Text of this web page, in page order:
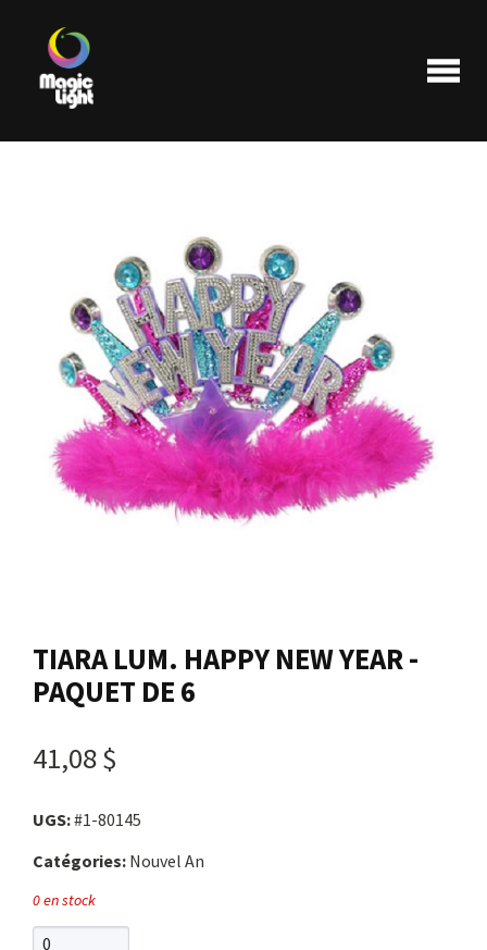
Les plus populaires
Liquidations
FAQ
Nous joindre
Panier
TIARA LUM. HAPPY NEW YEAR -
PAQUET DE 6
41,08 $
UGS:#1-80145
Catégories: Nouvel An
0 en stock